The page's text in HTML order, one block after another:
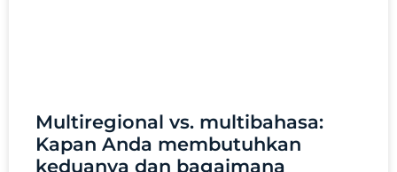
Multiregional vs. multibahasa:
Kapan Anda membutuhkan
keduanya dan bagaimana